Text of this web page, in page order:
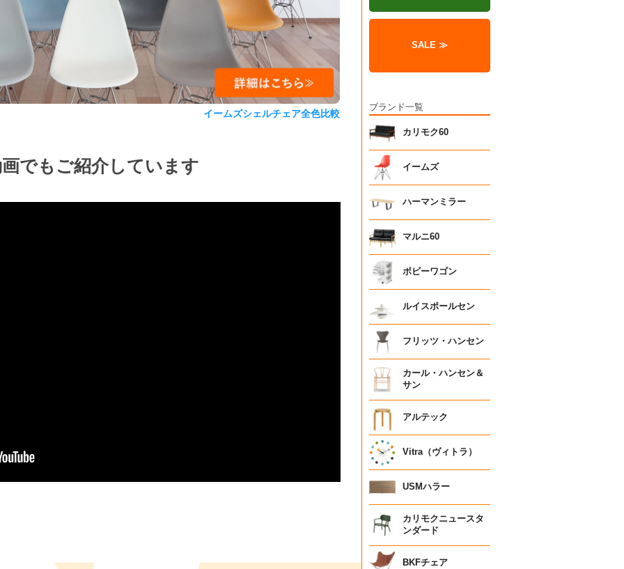
イームズシェルチェア全色比較
でもご紹介しています
SALE ≫
ブランド一覧
カリモク60
イームズ
ハーマンミラー
マルニ60
ボビーワゴン
ルイスポールセン
フリッツ・ハンセン
カール・ハンセン＆
サン
アルテック
Vitra（ヴィトラ）
USMハラー
カリモクニュースタ
ンダード
BKFチェア